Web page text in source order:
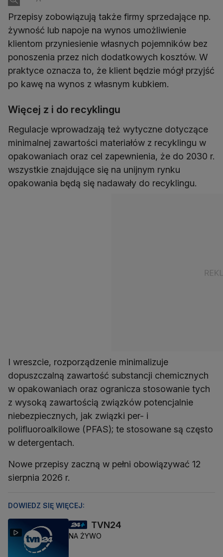
Przepisy zobowiązują także firmy sprzedające np.
żywność lub napoje na wynos umożliwienie
klientom przyniesienie własnych pojemników bez
ponoszenia przez nich dodatkowych kosztów. W
praktyce oznacza to, że klient będzie mógł przyjść
po kawę na wynos z własnym kubkiem.
Więcej z i do recyklingu
Regulacje wprowadzają też wytyczne dotyczące
minimalnej zawartości materiałów z recyklingu w
opakowaniach oraz cel zapewnienia, że do 2030 r.
wszystkie znajdujące się na unijnym rynku
I wreszcie, rozporządzenie minimalizuje
dopuszczalną zawartość substancji chemicznych
w opakowaniach oraz ogranicza stosowanie tych
z wysoką zawartością związków potencjalnie
niebezpiecznych, jak związki per- i
polifluoroalkilowe (PFAS); te stosowane są często
Nowe przepisy zaczną w pełni obowiązywać 12
DOWIEDZ SIĘ WIĘCEJ:
TVN24
NA ŻYWO